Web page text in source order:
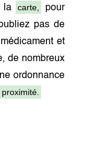
la carte,
pour
pas de
et
de nombreux
ordonnance